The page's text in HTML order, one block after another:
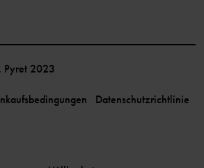
Pyret 2023
Datenschutzrichtlinie